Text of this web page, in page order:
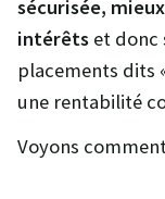
sécurisée,
intérêts et donc
placements dits
une rentabilité
Voyons